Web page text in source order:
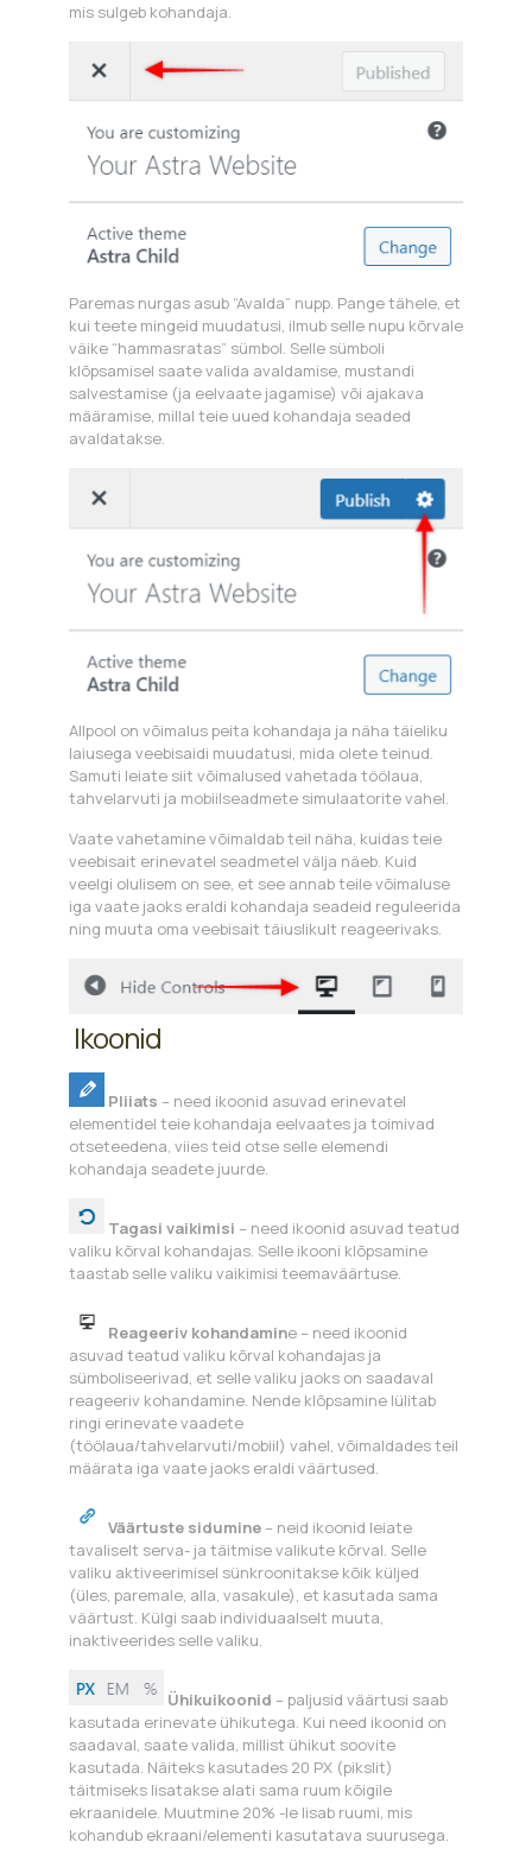
mis sulgeb kohandaja.
Paremas nurgas asub “Avalda” nupp. Pange tähele, et
kui teete mingeid muudatusi, ilmub selle nupu kõrvale
väike “hammasratas” sümbol. Selle sümboli
klõpsamisel saate valida avaldamise, mustandi
salvestamise (ja eelvaate jagamise) või ajakava
määramise, millal teie uued kohandaja seaded
avaldatakse.
Allpool on võimalus peita kohandaja ja näha täieliku
laiusega veebisaidi muudatusi, mida olete teinud.
Samuti leiate siit võimalused vahetada töölaua,
tahvelarvuti ja mobiilseadmete simulaatorite vahel.
Vaate vahetamine võimaldab teil näha, kuidas teie
veebisait erinevatel seadmetel välja näeb. Kuid
veelgi olulisem on see, et see annab teile võimaluse
iga vaate jaoks eraldi kohandaja seadeid reguleerida
ning muuta oma veebisait täiuslikult reageerivaks.
Ikoonid
Pliiats – need ikoonid asuvad erinevatel
elementidel teie kohandaja eelvaates ja toimivad
otseteedena, viies teid otse selle elemendi
kohandaja seadete juurde.
Tagasi vaikimisi – need ikoonid asuvad teatud
valiku kõrval kohandajas. Selle ikooni klõpsamine
taastab selle valiku vaikimisi teemaväärtuse.
Reageeriv kohandamine – need ikoonid
asuvad teatud valiku kõrval kohandajas ja
sümboliseerivad, et selle valiku jaoks on saadaval
reageeriv kohandamine. Nende klõpsamine lülitab
ringi erinevate vaadete
(töölaua/tahvelarvuti/mobiil) vahel, võimaldades teil
määrata iga vaate jaoks eraldi väärtused.
Väärtuste sidumine – neid ikoonid leiate
tavaliselt serva- ja täitmise valikute kõrval. Selle
valiku aktiveerimisel sünkroonitakse kõik küljed
(üles, paremale, alla, vasakule), et kasutada sama
väärtust. Külgi saab individuaalselt muuta,
inaktiveerides selle valiku.
Ühikuikoonid – paljusid väärtusi saab
kasutada erinevate ühikutega. Kui need ikoonid on
saadaval, saate valida, millist ühikut soovite
kasutada. Näiteks kasutades 20 PX (pikslit)
täitmiseks lisatakse alati sama ruum kõigile
ekraanidele. Muutmine 20% -le lisab ruumi, mis
kohandub ekraani/elementi kasutatava suurusega.